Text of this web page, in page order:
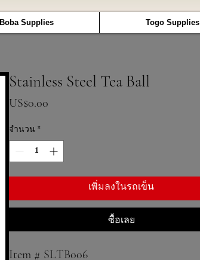
Boba Supplies Togo Supplies
Stainless Steel Tea Ball
US$0.00
จำนวน *
เพิ่มลงในรถเข็น
ซื้อเลย
Item # SLTB006